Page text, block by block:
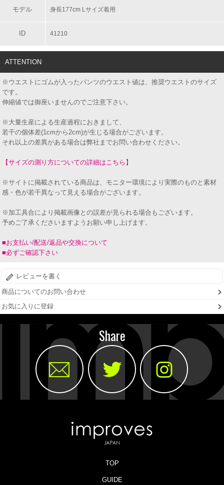
モデル 身長177cm Lサイズ着用
ID 41210
ATTENTION
※ウエストにゴムが入ったパンツのウエスト値は、推奨ウエストのサイズ
です。
伸縮値では御座いませんのでご注意下さい。
※大量生産による生産過程におきまして、
若干の個体差(1cmから2cm)が生じる場合がございます。
それ以上の差異がある場合は弊社までお問い合わせください。
【サイズの測り方についての詳細はこちら】
※サイトに掲載されている商品は、モニター環境により実際のものと素材
感・色が若干異なって見える場合がございます。
※加工具合により掲載画像との誤差が見られる場合もございます。
予めご了承くださいますようお願い申し上げます。
■お支払い/配送/返品や交換について
■必ずご確認下さい
レビューを書く
商品についてのお問い合わせ
お気に入りに登録
Share
TOP
GUIDE